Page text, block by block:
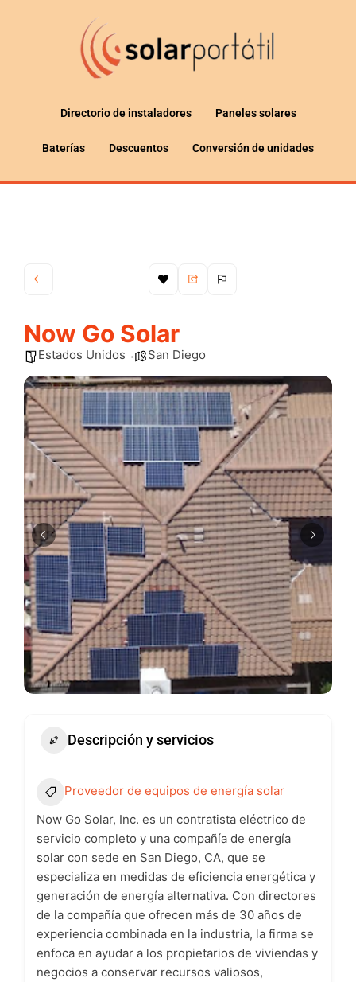
Directorio de instaladores Paneles solares
Baterías Descuentos Conversión de unidades
Now Go Solar
Estados Unidos San Diego
Descripción y servicios
Proveedor de equipos de energía solar
Now Go Solar, Inc. es un contratista eléctrico de
servicio completo y una compañía de energía
solar con sede en San Diego, CA, que se
especializa en medidas de eficiencia energética y
generación de energía alternativa. Con directores
de la compañía que ofrecen más de 30 años de
experiencia combinada en la industria, la firma se
enfoca en ayudar a los propietarios de viviendas y
negocios a conservar recursos valiosos,